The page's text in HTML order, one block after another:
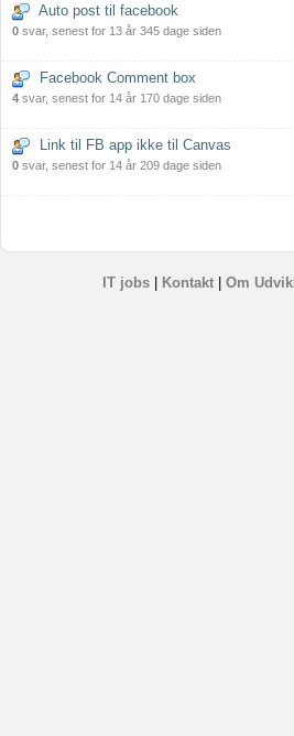
Auto post til facebook
0 svar, senest for 13 år 345 dage siden
Facebook Comment box
4 svar, senest for 14 år 170 dage siden
Link til FB app ikke til Canvas
0 svar, senest for 14 år 209 dage siden
IT jobs| Kontakt| Om